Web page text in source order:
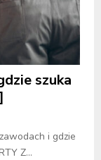
szuka
i gdzie
Z...